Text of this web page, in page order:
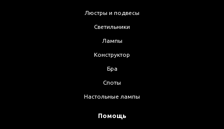
Люстры и подвесы
Светильники
Лампы
Конструктор
Бра
Споты
Настольные лампы
Помощь